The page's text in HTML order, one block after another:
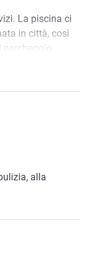
La piscina ci
in città, così
sia per il dolce
La RER è a
per accedervi
alla